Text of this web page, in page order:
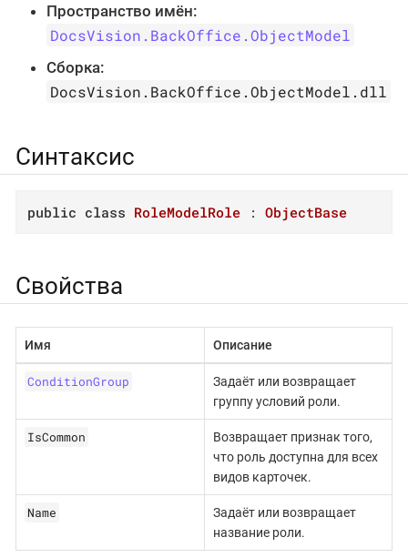
Пространство имён:
DocsVision.BackOffice.ObjectModel
Сборка:
DocsVision.BackOffice.ObjectModel.dll
Синтаксис
public class RoleModelRole : ObjectBase
Свойства
Имя Описание
ConditionGroup
Задаёт или возвращает
группу условий роли.
IsCommon
Возвращает признак того,
что роль доступна для всех
видов карточек.
Name
Задаёт или возвращает
название роли.